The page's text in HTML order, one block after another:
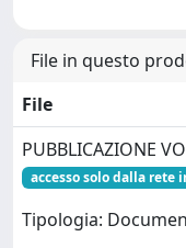
File in questo
File
PUBBLICAZIONE
accesso solo dalla rete
Tipologia: